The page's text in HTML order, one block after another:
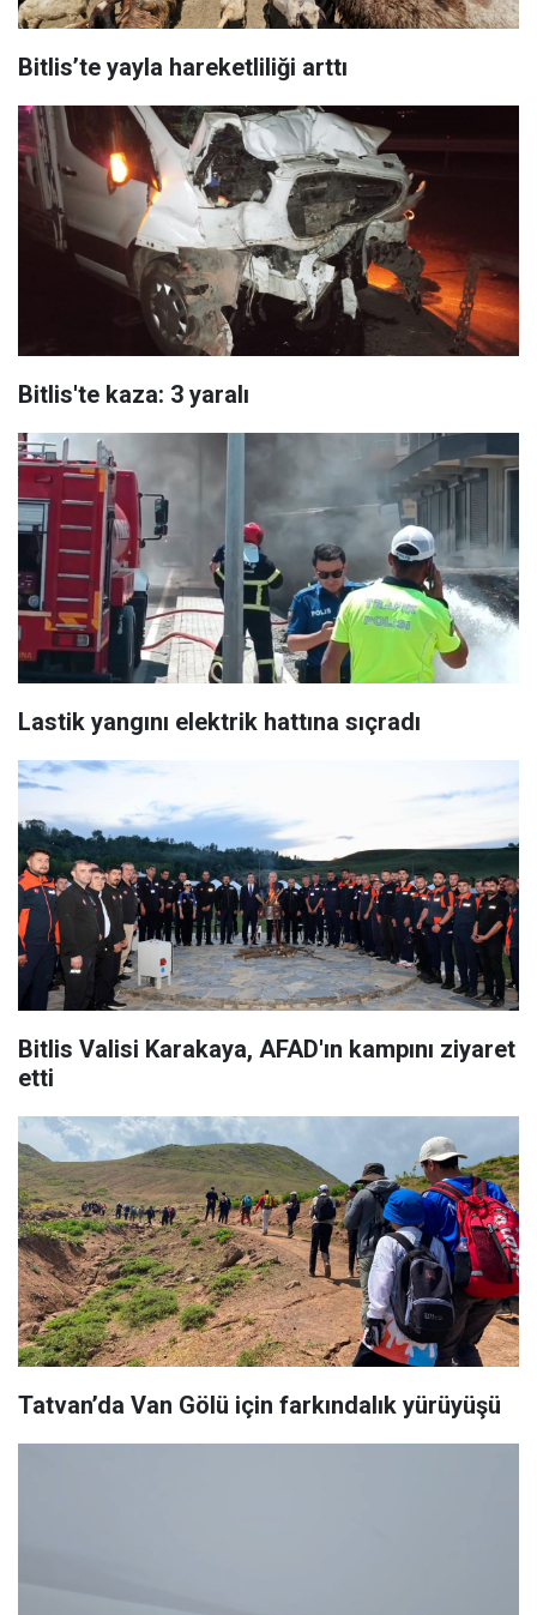
Bitlis’te yayla hareketliliği arttı
Bitlis'te kaza: 3 yaralı
Lastik yangını elektrik hattına sıçradı
Bitlis Valisi Karakaya, AFAD'ın kampını ziyaret
etti
Tatvan’da Van Gölü için farkındalık yürüyüşü